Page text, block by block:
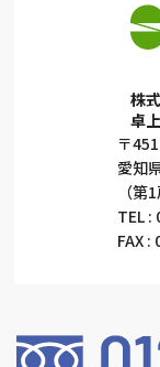
株
卓
〒
愛知
（第
TEL :
FAX